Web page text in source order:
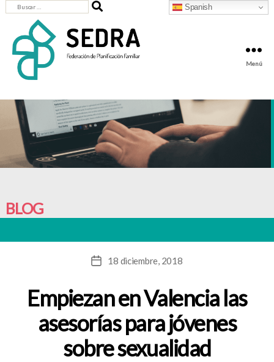
-
Federación
de
Planificación
Familiar
Menú
Buscar:
BLOG
Fecha
entrada
18 diciembre, 2018
Empiezan en Valencia las
asesorías para jóvenes
sobre sexualidad
Spanish